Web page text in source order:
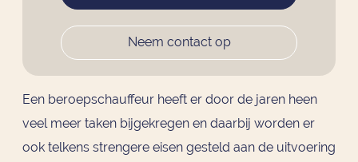
Neem contact op
Een beroepschauffeur heeft er door de jaren heen
veel meer taken bijgekregen en daarbij worden er
ook telkens strengere eisen gesteld aan de uitvoering